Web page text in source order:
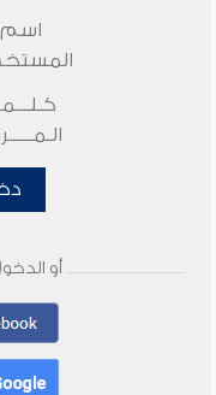
اسم
أو